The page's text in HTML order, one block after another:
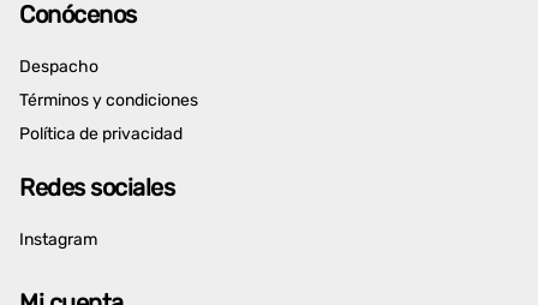
Conócenos
Despacho
Términos y condiciones
Política de privacidad
Redes sociales
Instagram